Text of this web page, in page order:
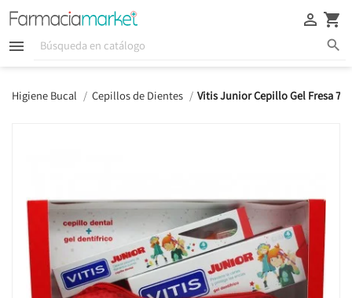
  
 
Higiene Bucal Cepillos de Dientes Vitis Junior Cepillo Gel Fresa 75